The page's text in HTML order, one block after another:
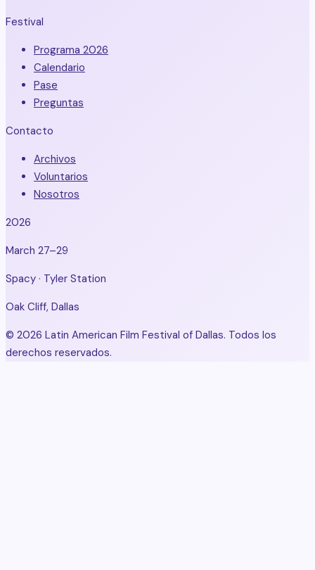
Festival
Programa 2026
Calendario
Pase
Preguntas
Contacto
Archivos
Voluntarios
Nosotros
2026
March 27–29
Spacy · Tyler Station
Oak Cliff, Dallas
© 2026 Latin American Film Festival of Dallas. Todos los
derechos reservados.